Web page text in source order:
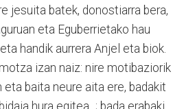
jesuita batek, donostiarra bera,
eta Eguberrietako hau
handik aurrera Anjel eta biok.
izan naiz: nire motibaziorik
baita neure aita ere, badakit